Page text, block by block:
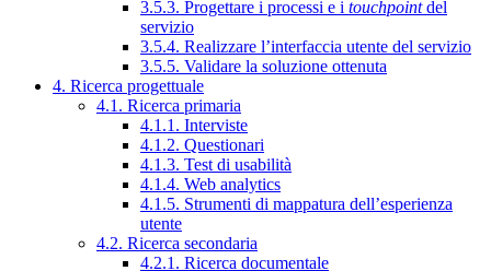
3.5.3. Progettare i processi e i touchpointdel
servizio
3.5.4. Realizzare l’interfaccia utente del servizio
3.5.5. Validare la soluzione ottenuta
4. Ricerca progettuale
4.1. Ricerca primaria
4.1.1. Interviste
4.1.2. Questionari
4.1.3. Test di usabilità
4.1.4. Web analytics
4.1.5. Strumenti di mappatura dell’esperienza
utente
4.2. Ricerca secondaria
4.2.1. Ricerca documentale